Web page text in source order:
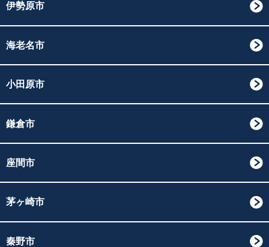
伊勢原市
海老名市
小田原市
鎌倉市
座間市
茅ヶ崎市
秦野市